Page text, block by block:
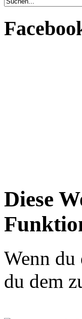
Diese
Wenn du
du dem